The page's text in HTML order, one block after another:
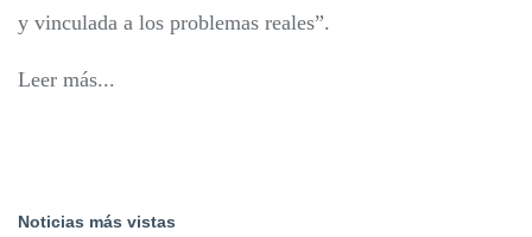
y vinculada a los problemas reales”.
Leer más...
Noticias más vistas